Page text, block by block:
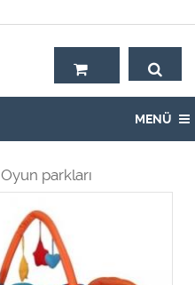
MENÜ
Oyun parkları